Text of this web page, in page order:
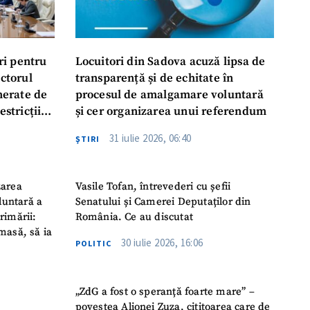
pentru
de
a
să ia
Locuitori din Sadova acuză lipsa de
transparență și de echitate în
procesul de amalgamare voluntară
și cer organizarea unui referendum
ŞTIRI 31 iulie 2026, 06:40
Vasile Tofan, întrevederi cu șefii
Senatului și Camerei Deputaților din
România. Ce au discutat
POLITIC 30 iulie 2026, 16:06
„ZdG a fost o speranță foarte mare” –
povestea Alionei Zuza, cititoarea care de